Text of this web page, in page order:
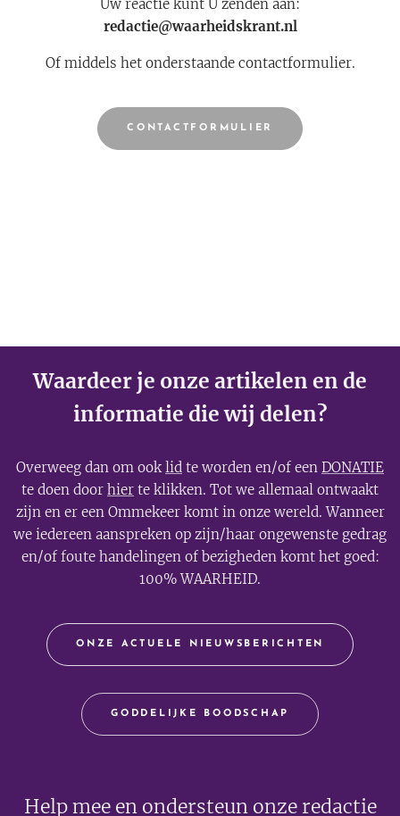
Uw reactie kunt U zenden aan:
redactie@waarheidskrant.nl
Of middels het onderstaande contactformulier.
CONTACTFORMULIER
Waardeer je onze artikelen en de
informatie die wij delen?
Overweeg dan om ooklid te worden en/of een DONATIE
te doen door hier te klikken. Tot we allemaal ontwaakt
zijn en er een Ommekeer komt in onze wereld. Wanneer
we iedereen aanspreken op zijn/haar ongewenste gedrag
en/of foute handelingen of bezigheden komt het goed:
100% WAARHEID.
ONZE ACTUELE NIEUWSBERICHTEN
GODDELIJKE BOODSCHAP
Help mee en ondersteun onze redactie